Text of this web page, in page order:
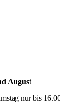
August
nur bis